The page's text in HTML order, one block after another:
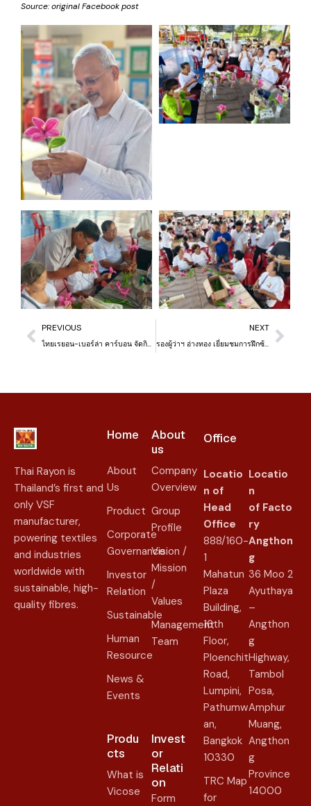
Source:original Facebook post
PREVIOUS
ไทยเรยอน-เบอร์ล่า คาร์บอน จัดกิจกรรมวันสตรีสากล ที่โรงเรียนวัดเซิงหวาย
NEXT
รองผู้ว่าฯ อ่างทอง เยี่ยมชมการฝึกซ้อม Thai Rayon Football Academy ร่วมลงสนามกับน้องๆ
Thai Rayon is
Thailand’s first and
only VSF
manufacturer,
powering textiles
and industries
worldwide with
sustainable, high-
quality fibres.
Home
About
Us
Product
Corporate
Governance
Investor
Relation
Sustainable
Human
Resource
News &
Events
About
us​
Company
Overview
Group
Profile
Vision /
Mission
/
Values
Management
Team
Produ
cts
What is
Vicose
Invest
or
Relati
on​
Form
Office
Locatio
n of
Head
Office
888/160-
1
Mahatun
Plaza
Building,
16th
Floor,
Ploenchit
Road,
Lumpini,
Pathumw
an,
Bangkok
10330
TRC Map
for
Locatio
n
of Facto
ry
Angthon
g
36 Moo 2
Ayuthaya
–
Angthon
g
Highway,
Tambol
Posa,
Amphur
Muang,
Angthon
g
Province
14000